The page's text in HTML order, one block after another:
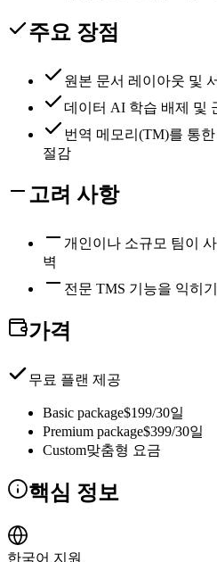
주요 장점
원본 문서 레이아웃 및
데이터 AI 학습 배제 및
번역 메모리(TM)를 통
절감
고려 사항
개인이나 소규모 팀이
벽
전문 TMS 기능을 익히
가격
무료 플랜 제공
Basic package$199/30일
Premium package$399/30일
Custom맞춤형 요금
핵심 정보
한국어 지원